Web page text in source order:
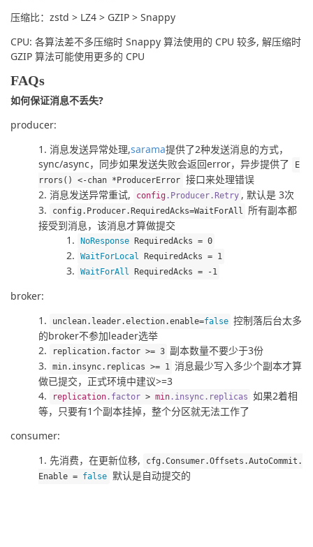
压缩比：zstd > LZ4 > GZIP > Snappy
CPU: 各算法差不多压缩时 Snappy 算法使用的 CPU 较多, 解压缩时
GZIP 算法可能使用更多的 CPU
FAQs
如何保证消息不丢失?
producer:
消息发送异常处理,sarama提供了2种发送消息的方式，
sync/async，同步如果发送失败会返回error，异步提供了
E
rrors () <-chan * ProducerError 接口来处理错误
消息发送异常重试,
config. Producer. Retry , 默认是 3次
config . Producer. RequiredAcks=WaitForAll
所有副本都
接受到消息，该消息才算做提交
NoResponse RequiredAcks = 0
WaitForLocal
RequiredAcks =
1
WaitForAll
RequiredAcks = -1
broker:
unclean. leader.election.enable=false 控制落后台太多
的broker不参加leader选举
replication. factor >= 3 副本数量不要少于3份
min. insync. replicas >= 1 消息最少写入多少个副本才算
做已提交，正式环境中建议>=3
replication. factor > min. insync. replicas 如果2着相
等，只要有1个副本挂掉，整个分区就无法工作了
consumer:
先消费，在更新位移,
cfg .Consumer.Offsets .AutoCommit .
Enable = false 默认是自动提交的